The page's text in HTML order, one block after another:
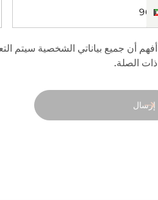
أفهم أن جميع بياناتي الشخصية سيتم
ذات الصلة.
إرسال